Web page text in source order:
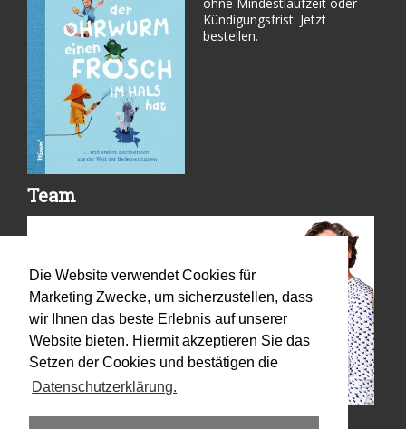
Die Website verwendet Cookies für
Marketing Zwecke, um sicherzustellen, dass
wir Ihnen das beste Erlebnis auf unserer
Website bieten. Hiermit akzeptieren Sie das
Setzen der Cookies und bestätigen die
Datenschutzerklärung.
Kündigungsfrist. Jetzt
bestellen.
Team